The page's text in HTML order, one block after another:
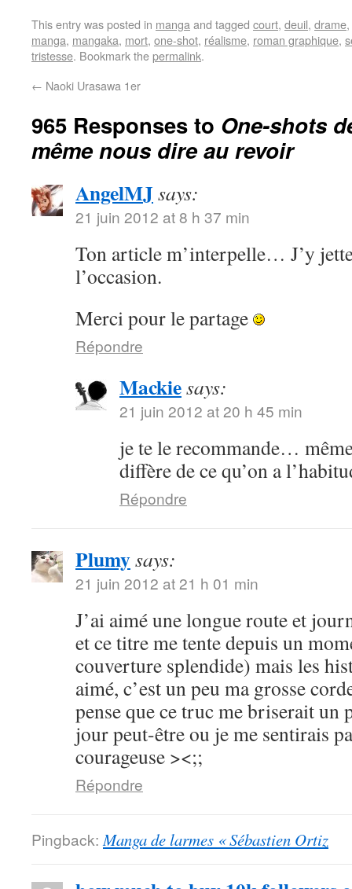
This entry was posted in manga and tagged court, deuil, drame,
manga, mangaka, mort, one-shot, réalisme, roman graphique,
tristesse. Bookmark thepermalink.
← Naoki Urasawa 1er
965 Responses to One-shots
même nous dire au revoir
AngelMJsays:
21 juin 2012 at 8 h 37 min
Ton article m’interpelle… J’y
l’occasion.
Merci pour le partage
Répondre
Mackiesays:
21 juin 2012 at 20 h 45 min
je te le recommande…
diffère de ce qu’on a
Répondre
Plumysays:
21 juin 2012 at 21 h 01 min
J’ai aimé une longue route et
et ce titre me tente depuis un
couverture splendide) mais les
aimé, c’est un peu ma grosse
pense que ce truc me briserait un
jour peut-être ou je me sentirais
courageuse ><;;
Répondre
Pingback: Manga de larmes « Sébastien Ortiz